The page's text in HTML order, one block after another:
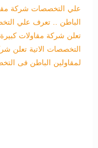
علي التخصصات شركة
الباطن .. تعرف علي
تعلن شركة مقاولات
التخصصات الاتية تعلن
لمقاولين الباطن فى